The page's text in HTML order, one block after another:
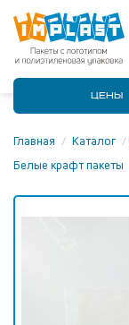
ЦЕНЫ
Главная / Каталог /
Белые крафт пакеты